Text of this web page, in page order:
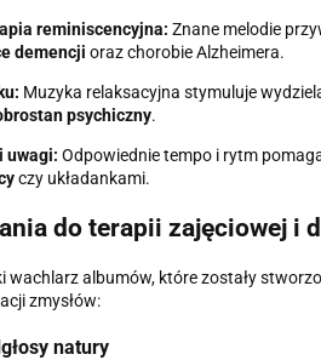
reminiscencyjna: Znane melodie
demencji oraz chorobie Alzheimera.
Muzyka relaksacyjna stymuluje
psychiczny.
uwagi: Odpowiednie tempo i rytm
czy układankami.
do terapii zajęciowej i
wachlarz albumów, które zostały
zmysłów:
natury